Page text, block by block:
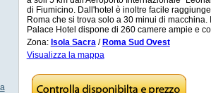
di Fiumicino. Dall'hotel è inoltre facile
Roma che si trova solo a 30 minui di macchina.
Palace Hotel dispone di 260 camere ampie e
Zona: Isola Sacra/ Roma Sud Ovest
Visualizza la mappa